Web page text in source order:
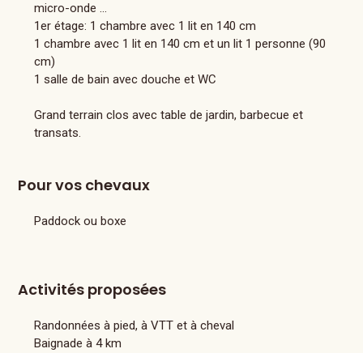
Activités proposées
Randonnées à pied, à VTT et à cheval
Baignade à 4 km
micro-onde ...
1er étage: 1 chambre avec 1 lit en 140 cm
1 chambre avec 1 lit en 140 cm et un lit 1 personne (90
cm)
1 salle de bain avec douche et WC
Grand terrain clos avec table de jardin, barbecue et
transats.
Pour vos chevaux
Paddock ou boxe